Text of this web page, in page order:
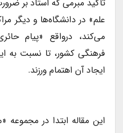
تأکید مبرمى که استاد بر
علم» در دانشگاه‌ها و دیگر
می‌کند، درواقع «پیام
فرهنگى کشور، تا نسبت به
ایجاد آن اهتمام ورزند.
این مقاله ابتدا در مجموعه